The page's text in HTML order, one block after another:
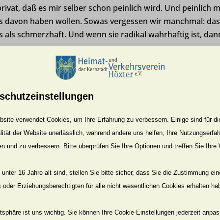
daß es mir selber schon peinlich wird. Und peinlich
davon haben wollen. Sowas vergessen wir manchmal: das
als schmerzhaft. Und wenn sie radikal wahrhaftig ist,
mir im Sommer 1936. Da schwamm ich noch selig
also im bequem gewölbten Bauch, in einer Phase der
hatte. Es könnte also im Altweibersommer gewesen
grade eine zweijährige Haftstrafe im gefürchteten
knappen Jahr raus aus dem Naziknast und wieder
worden von der Werft Blohm & Voß. Dort wurde
Gustloff“ gebaut und der KdF-Luxusdampfer
Schlosser-Maschinenbauer und spezialisiert auf die
der Hellige immerzu hin und her fahren. Mit
Eisenteile für die Schiffsbauer von oben herunter
verwendet Cookies, um Ihre Erfahrung zu verbessern. Einige sind für
der Website unerlässlich, während andere uns helfen, Ihre
und zu verbessern. Bitte überprüfen Sie Ihre Optionen und treffen Sie Ihre
unter 16 Jahre alt sind, stellen Sie bitte sicher, dass Sie die Zustimmung
oder Erziehungsberechtigten für alle nicht wesentlichen Cookies erhalten
ist uns wichtig. Sie können Ihre Cookie-Einstellungen jederzeit